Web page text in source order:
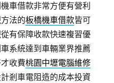
車借款非常方便有營利
法的板橋機車借款皆可
有保障收款快速複習優
系統達到車輛業界推薦
收費桃園中壢電腦維修
剎車電阻造的成本投資